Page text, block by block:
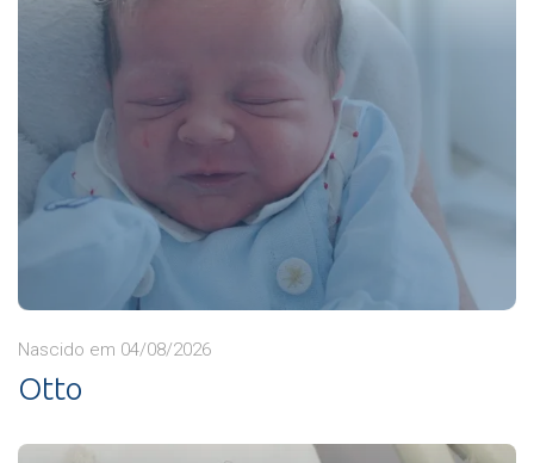
Nascido em 04/08/2026
Otto